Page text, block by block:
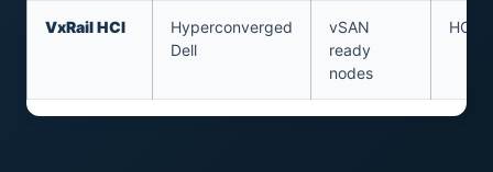
VxRail HCI
Hyperconverged
Dell
vSAN
ready
nodes
HCI